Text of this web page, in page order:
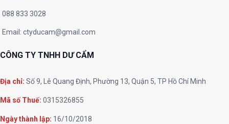
088 833 3028
Email: ctyducam@gmail.com
CÔNG TY TNHH DƯ CẨM
Địa chỉ: Số 9, Lê Quang Định, Phường 13, Quận 5, TP Hồ Chí Minh
Mã số Thuế: 0315326855
Ngày thành lập: 16/10/2018